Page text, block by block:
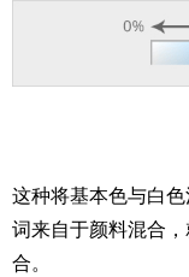
这种将基本色与白
词来自于颜料混合
合。